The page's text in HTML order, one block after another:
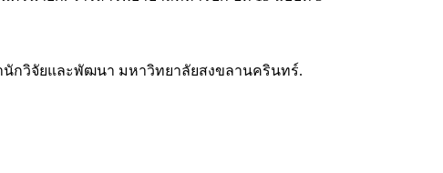
กวิจัยและพัฒนา มหาวิทยาลัยสงขลานครินทร์.